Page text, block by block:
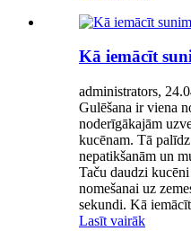
Kā iemācīt
administrators,
Gulēšana ir viena
noderīgākajām
kucēnam. Tā
nepatikšanām un
Taču daudzi
nomešanai uz
sekundi. Kā
Lasīt vairāk